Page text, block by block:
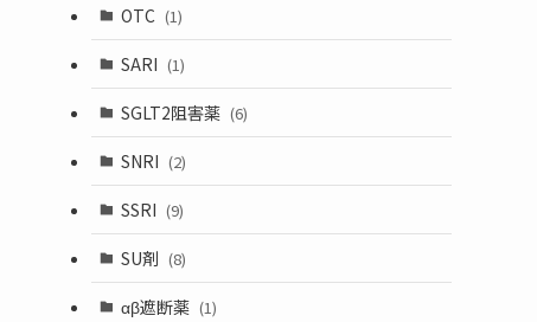
OTC (1)
SARI (1)
SGLT2阻害薬 (6)
SNRI (2)
SSRI (9)
SU剤 (8)
αβ遮断薬 (1)